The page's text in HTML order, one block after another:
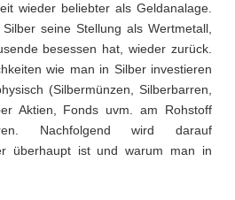
wieder beliebter als Geldanalage.
seine Stellung als Wertmetall,
besessen hat, wieder zurück.
wie man in Silber investieren
(Silbermünzen, Silberbarren,
Aktien, Fonds uvm. am Rohstoff
Nachfolgend wird darauf
überhaupt ist und warum man in